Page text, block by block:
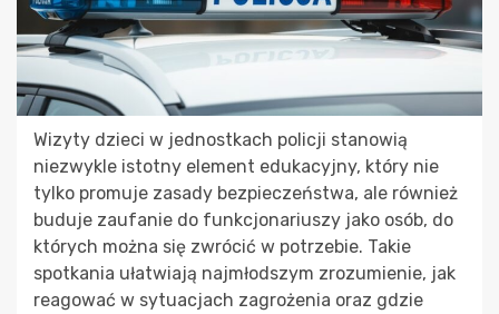
Wizyty dzieci w jednostkach policji stanowią
niezwykle istotny element edukacyjny, który nie
tylko promuje zasady bezpieczeństwa, ale również
buduje zaufanie do funkcjonariuszy jako osób, do
których można się zwrócić w potrzebie. Takie
spotkania ułatwiają najmłodszym zrozumienie, jak
reagować w sytuacjach zagrożenia oraz gdzie